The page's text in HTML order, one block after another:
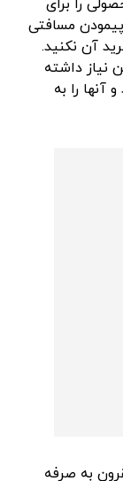
را برای
مسافتی
آن نکنید.
نیاز داشته
آنها را به
به صرفه